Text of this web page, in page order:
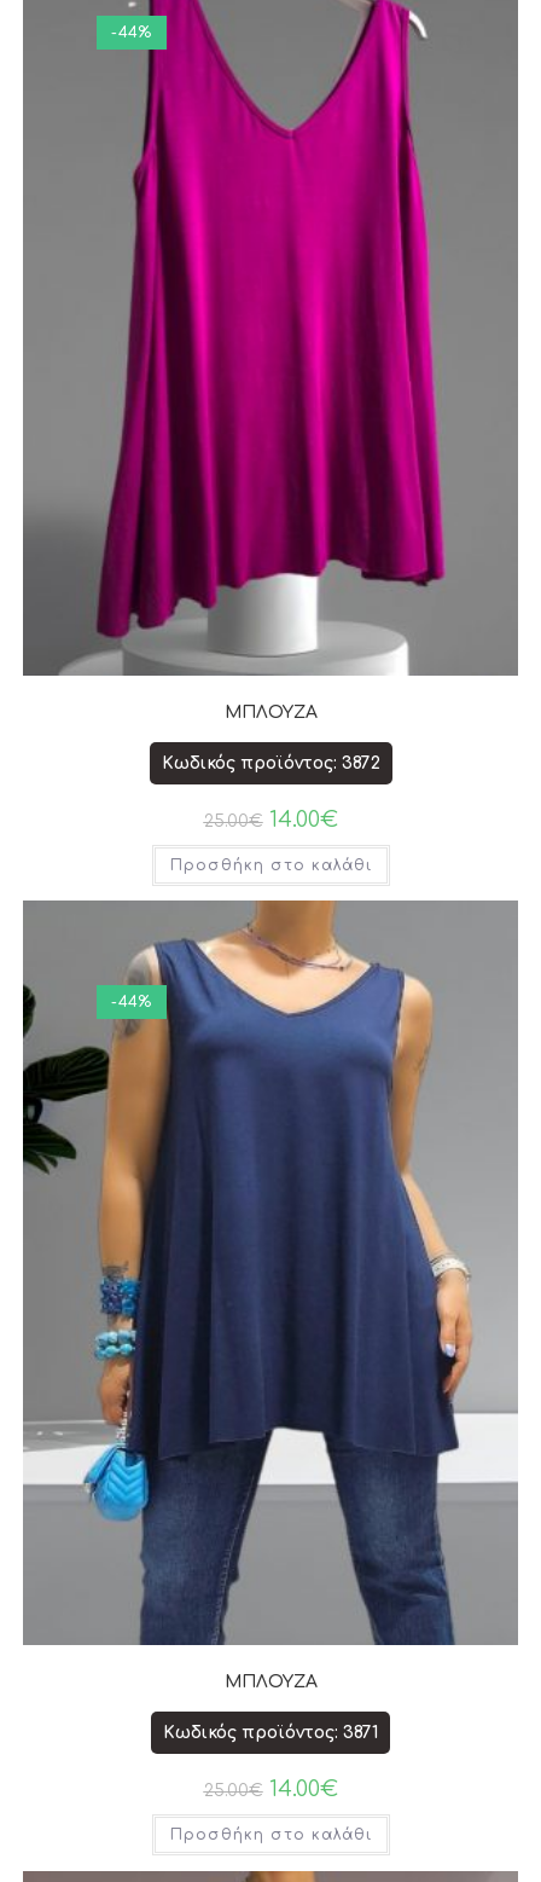
-44%
ΜΠΛΟΥΖΑ
Κωδικός προϊόντος: 3872
25.00€ 14.00€
Προσθήκη στο καλάθι
-44%
ΜΠΛΟΥΖΑ
Κωδικός προϊόντος: 3871
25.00€ 14.00€
Προσθήκη στο καλάθι